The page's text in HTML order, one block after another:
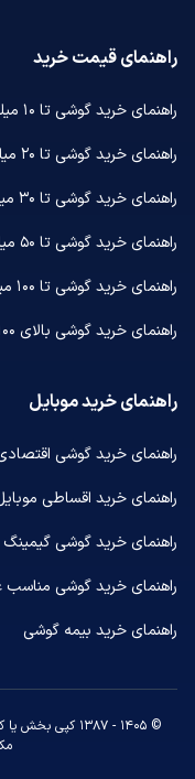
راهنمای قیمت خرید
راهنمای خرید گوشی تا ۱۰ میلیون
راهنمای خرید گوشی تا ۲۰ میلیون
راهنمای خرید گوشی تا ۳۰ میلیون
راهنمای خرید گوشی تا ۵۰ میلیون
راهنمای خرید گوشی تا ۱۰۰ میلیون
راهنمای خرید گوشی بالای ۱۰۰ میلیون
راهنمای خرید موبایل
راهنمای خرید گوشی
راهنمای خرید اقساطی
راهنمای خرید گوشی گیمینگ
راهنمای خرید گوشی مناسب
راهنمای خرید بیمه گوشی
© ۱۴۰۵ - ۱۳۸۷